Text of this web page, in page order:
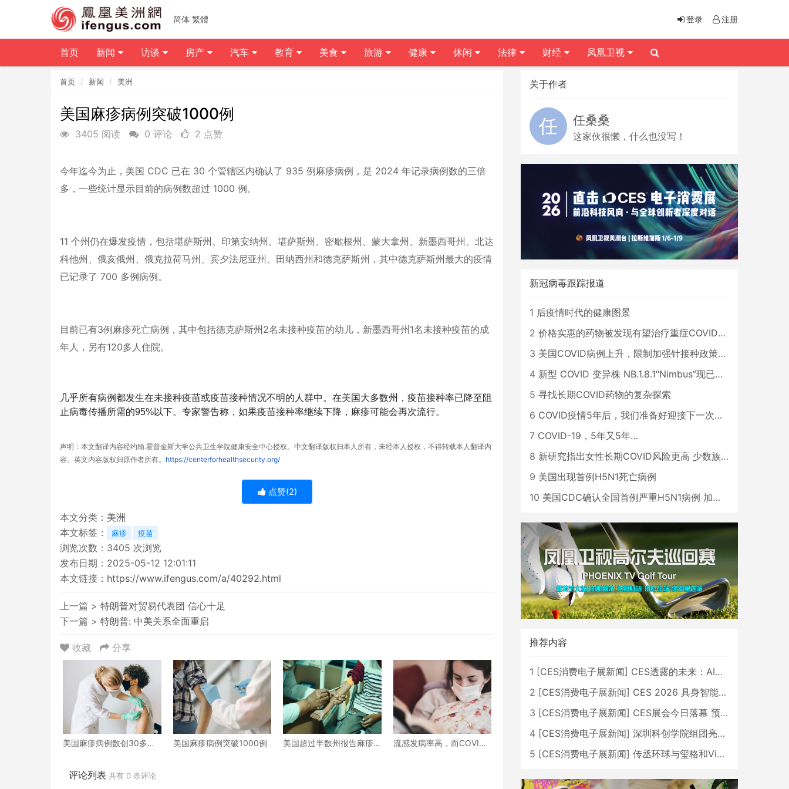
首页 新闻 美洲
美国麻疹病例突破1000例
3405 阅读 0 评论 2 点赞
今年迄今为止，美国 CDC 已在 30 个管辖区内确认了 935 例麻疹病例，是 2024 年记录病例数的三倍
多，一些统计显示目前的病例数超过 1000 例。
11 个州仍在爆发疫情，包括堪萨斯州、印第安纳州、堪萨斯州、密歇根州、蒙大拿州、新墨西哥州、北达
科他州、俄亥俄州、俄克拉荷马州 、宾夕法尼亚州、田纳西州和德克萨斯州，其中德克萨斯州最大的疫情
已记录了 700 多例病例。
目前已有3例麻疹死亡病例，其中包括德克萨斯州2名未接种疫苗的幼儿，新墨西哥州1名未接种疫苗的成
年人，另有120多人住院。
几乎所有病例都发生在未接种疫苗或疫苗接种情况不明的人群中。在美国大多数州，疫苗接种率已降至阻
止病毒传播所需的95%以下。 专家警告称，如果疫苗接种率继续下降，麻疹可能会再次流行。
声明：本文翻译内容经约翰.霍普金斯大学公共卫生学院健康安全中心授权。中文翻译版权归本人所有，未经本人授权，不得转载本人翻译内
容。英文内容版权归原作者所有。 https://centerforhealthsecurity.org/
点赞(2)
本文分类： 美洲
本文标签：
麻疹 疫苗
浏览次数： 3405 次浏览
发布日期：2025-05-12 12:01:11
本文链接： https://www.ifengus.com/a/40292.html
上一篇 > 特朗普对贸易代表团 信心十足
下一篇 > 特朗普: 中美关系全面重启
收藏 分享
美国麻疹病例数创30多年
美国麻疹病例突破1000例
美国超过半数州报告麻疹
流感发病率高，而COVID
评论列表 共有 0 条评论
关于作者
任桑桑
这家伙很懒，什么也没写！
新冠病毒跟踪报道
1 后疫情时代的健康图景
2 价格实惠的药物被发现有望治疗重症COVID患者
3 美国COVID病例上升，限制加强针接种政策即将出台
4 新型 COVID 变异株 NB.1.8.1“Nimbus”现已在美国占据主导地位
5 寻找长期COVID药物的复杂探索
6 COVID疫情5年后，我们准备好迎接下一次大流行了吗？
7 COVID-19，5年又5年…
8 新研究指出女性长期COVID风险更高 少数族裔儿童存在差异
9 美国出现首例H5N1死亡病例
10 美国CDC确认全国首例严重H5N1病例 加州进入紧急状态
推荐内容
1 [CES消费电子展新闻] CES透露的未来：AI、机器人与智能生活大爆发
2 [CES消费电子展新闻] CES 2026 具身智能与创新领域 中国公司大放异彩
3 [CES消费电子展新闻] CES展会今日落幕 预计2026行业收入将超五千亿美元
4 [CES消费电子展新闻] 深圳科创学院组团亮相CES 广受好评
5 [CES消费电子展新闻] 传丞环球与玺格和VibeLens共同推出全新耳机
简体 繁體 登录 注册
首页 新闻 访谈 房产 汽车 教育 美食 旅游 健康 休闲 法律 财经 凤凰卫视